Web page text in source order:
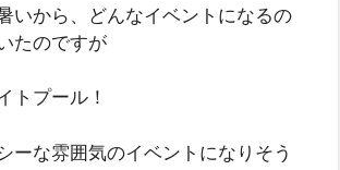
いから、どんなイベントになるの
たのですが
トプール！
ーな雰囲気のイベントになりそう